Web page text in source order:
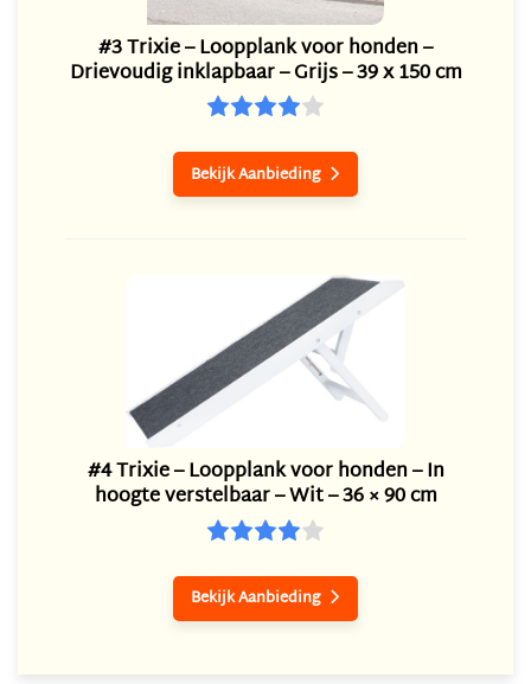
#3 Trixie – Loopplank voor honden –
Drievoudig inklapbaar – Grijs – 39 x 150 cm
Bekijk Aanbieding 
#4 Trixie – Loopplank voor honden – In
hoogte verstelbaar – Wit – 36 × 90 cm
Bekijk Aanbieding 